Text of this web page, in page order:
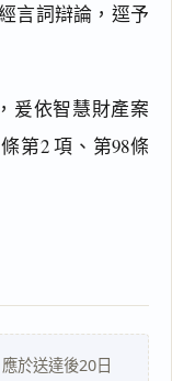
言詞辯論，逕予
爰依智慧財產案
第2 項、第98條
於送達後20日